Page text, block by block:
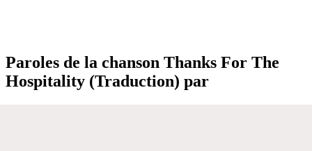
Paroles de la chanson Thanks For The
Hospitality (Traduction) par